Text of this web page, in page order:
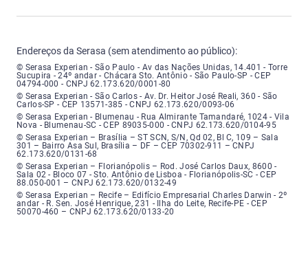
Endereços da Serasa (sem atendimento ao público):
Serasa Experian - São Paulo - Endereço: Avenida das Nações Unidas,
© Serasa Experian - São Paulo - Av das Nações Unidas, 14.401 - Torre
Sucupira - 24º andar - Chácara Sto. Antônio - São Paulo-SP - CEP
04794-000 - CNPJ 62.173.620/0001-80
Serasa Experian - São Carlos - Endereço: Avenida Doutor Heitor José
© Serasa Experian - São Carlos - Av. Dr. Heitor José Reali, 360 - São
Carlos-SP - CEP 13571-385 - CNPJ 62.173.620/0093-06
Serasa Experian - Blumenau - Endereço: Rua Almirante Tamandaré,
© Serasa Experian - Blumenau - Rua Almirante Tamandaré, 1024 - Vila
Nova - Blumenau-SC - CEP 89035-000 - CNPJ 62.173.620/0104-95
Serasa Experian - Brasília, Endereço: Setor Comercial Norte, sem
© Serasa Experian – Brasília – ST SCN, S/N, Qd 02, Bl C, 109 – Sala
301 – Bairro Asa Sul, Brasília – DF – CEP 70302-911 – CNPJ
62.173.620/0131-68
Serasa Experian - Florianópolis, Endereço: Rodovia José Carlos, número
© Serasa Experian – Florianópolis – Rod. José Carlos Daux, 8600 -
Sala 02 - Bloco 07 - Sto. Antônio de Lisboa - Florianópolis-SC - CEP
88.050-001 – CNPJ 62.173.620/0132-49
Serasa Experian - Recife, Endereço: Edifício Empresarial Charles Darwin,
© Serasa Experian – Recife – Edifício Empresarial Charles Darwin - 2º
andar - R. Sen. José Henrique, 231 - Ilha do Leite, Recife-PE - CEP
50070-460 – CNPJ 62.173.620/0133-20